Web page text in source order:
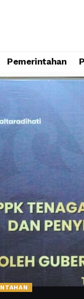
Pemerintahan